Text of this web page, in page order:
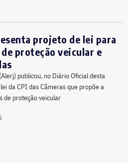
projeto de lei para
proteção veicular e
publicou, no Diário Oficial desta
da CPI das Câmeras que propõe a
de proteção veicular